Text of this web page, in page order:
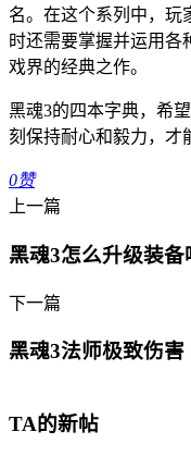
名。在这个系列中，玩
时还需要掌握并运用各
戏界的经典之作。
黑魂3的四本字典，希
刻保持耐心和毅力，才
0赞
上一篇
黑魂3怎么升级装备
下一篇
黑魂3法师极致伤害
TA的新帖